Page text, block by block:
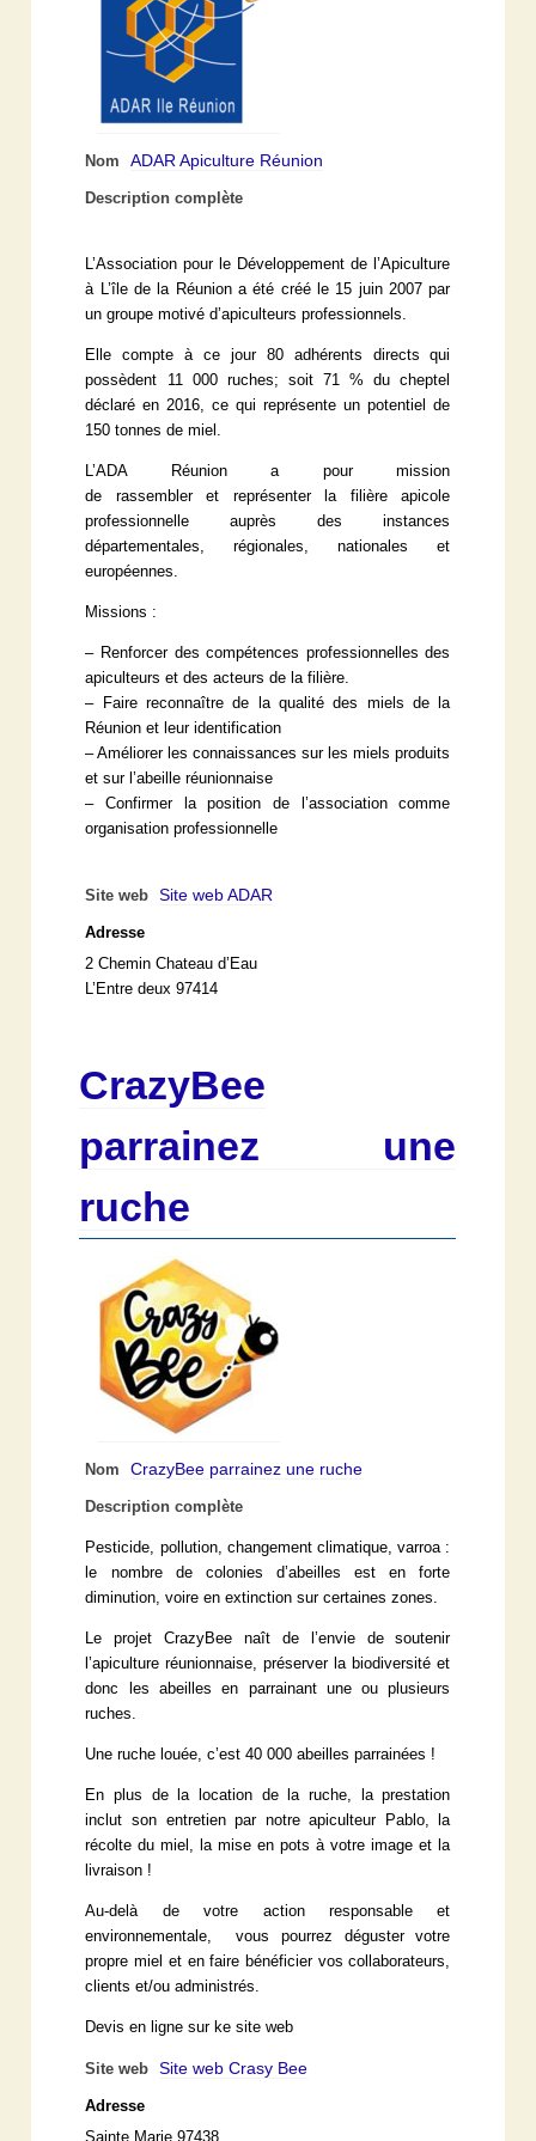
Nom ADAR Apiculture Réunion
Description complète
L’Association pour le Développement de l’Apiculture
à L’île de la Réunion a été créé le 15 juin 2007 par
un groupe motivé d’apiculteurs professionnels.
Elle compte à ce jour 80 adhérents directs qui
possèdent 11 000 ruches; soit 71 % du cheptel
déclaré en 2016, ce qui représente un potentiel de
150 tonnes de miel.
L’ADA Réunion a pour mission
de rassembler et représenter la filière apicole
professionnelle auprès des instances
départementales, régionales, nationales et
européennes.
Missions :
– Renforcer des compétences professionnelles des
apiculteurs et des acteurs de la filière.
– Faire reconnaître de la qualité des miels de la
Réunion et leur identification
– Améliorer les connaissances sur les miels produits
et sur l’abeille réunionnaise
– Confirmer la position de l’association comme
organisation professionnelle
Site web Site web ADAR
Adresse
2 Chemin Chateau d’Eau
L’Entre deux 97414
CrazyBee
parrainez une
ruche
Nom CrazyBee parrainez une ruche
Description complète
Pesticide, pollution, changement climatique, varroa :
le nombre de colonies d’abeilles est en forte
diminution, voire en extinction sur certaines zones.
Le projet CrazyBee naît de l’envie de soutenir
l’apiculture réunionnaise, préserver la biodiversité et
donc les abeilles en parrainant une ou plusieurs
ruches.
Une ruche louée, c’est 40 000 abeilles parrainées !
En plus de la location de la ruche, la prestation
inclut son entretien par notre apiculteur Pablo, la
récolte du miel, la mise en pots à votre image et la
livraison !
Au-delà de votre action responsable et
environnementale, vous pourrez déguster votre
propre miel et en faire bénéficier vos collaborateurs,
clients et/ou administrés.
Devis en ligne sur ke site web
Site web Site web Crasy Bee
Adresse
Sainte Marie 97438